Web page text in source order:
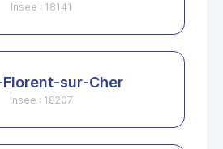
Insee : 18141
sur-Cher
Insee : 18207